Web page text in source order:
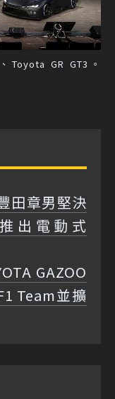
Toyota GR GT3。
田章男堅決
出電動式
GAZOO
Team並擴